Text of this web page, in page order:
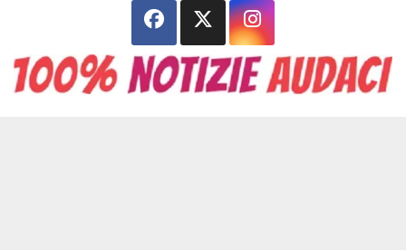
contenuto